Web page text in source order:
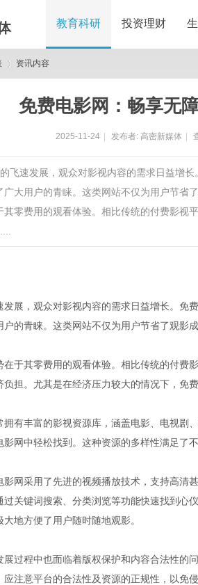
教育科研 投资理财
资讯内容
免费电影网：畅享无
2025-11-24 发布者: 高密新媒体
飞速发展，观众对影视内容的需求日益增
广大用户的青睐。这类网站不仅为用户节省
其零费用的观看体验。相比传统的付费影视
发展，观众对影视内容的需求日益增长。免
的青睐。这类网站不仅为用户节省了观影
在于其零费用的观看体验。相比传统的付费
担。尤其是在经济压力较大的情况下，免
拥有丰富的影视资源库，涵盖电影、电视剧
网中轻松找到。这种资源的多样性满足了
影网采用了先进的视频播放技术，支持高清
过关键词搜索、分类浏览等功能快速找到心
地方便了用户随时随地观影。
展过程中也面临着版权保护和内容合法性的
应注意平台的合法性及资源的正规性，以免